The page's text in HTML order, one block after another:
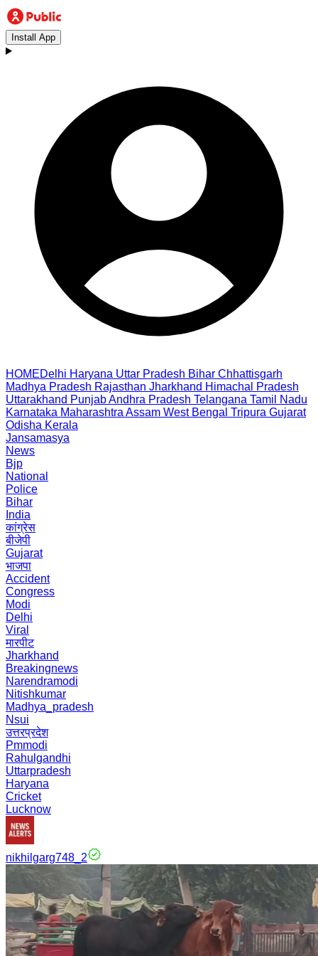
Install App
HOMEDelhi Haryana Uttar Pradesh Bihar Chhattisgarh
Madhya Pradesh Rajasthan Jharkhand Himachal Pradesh
Uttarakhand PunjabAndhra Pradesh Telangana Tamil Nadu
Karnataka Maharashtra Assam West Bengal Tripura Gujarat
Odisha Kerala
Jansamasya
News
Bjp
National
Police
Bihar
India
कांग्रेस
बीजेपी
Gujarat
भाजपा
Accident
Congress
Modi
Delhi
Viral
मारपीट
Jharkhand
Breakingnews
Narendramodi
Nitishkumar
Madhya_pradesh
Nsui
उत्तरप्रदेश
Pmmodi
Rahulgandhi
Uttarpradesh
Haryana
Cricket
Lucknow
nikhilgarg748_2